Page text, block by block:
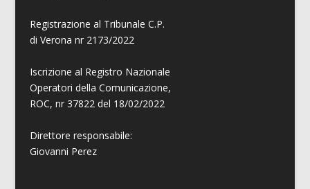
Registrazione al Tribunale C.P.
di Verona nr 2173/2022
Iscrizione al Registro Nazionale
Operatori della Comunicazione,
ROC, nr 37822 del 18/02/2022
Direttore responsabile:
Giovanni Perez